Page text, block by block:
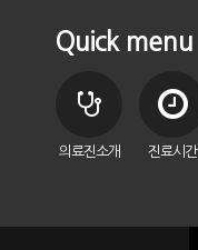
Quick menu
의료진소개 진료시간